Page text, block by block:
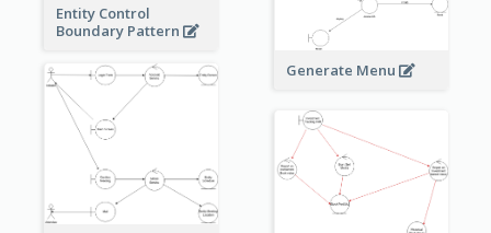
Entity Control
Boundary Pattern
Generate Menu